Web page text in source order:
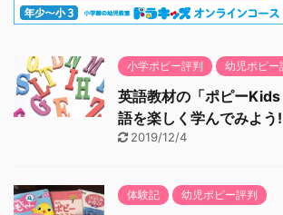
小学ポピー評判 幼児ポピー
英語教材の「ポピー
語を楽しく学んでみよう!
2019/12/4
体験記 幼児ポピー評判